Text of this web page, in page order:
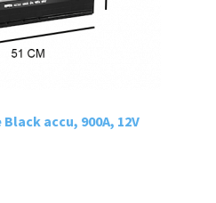
accu, 900A, 12V